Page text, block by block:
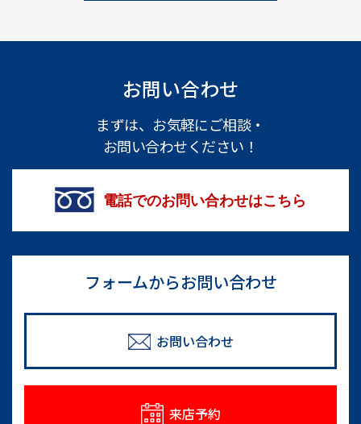
お問い合わせ
まずは、お気軽にご相談・
お問い合わせください！
電話でのお問い合わせはこちら
フォームからお問い合わせ
お問い合わせ
来店予約